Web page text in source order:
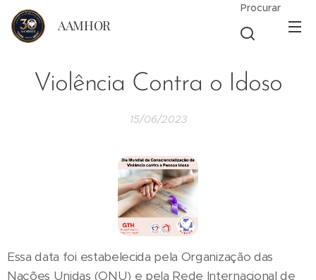
AAMHOR
Procurar
Violência Contra o Idoso
15/06/2023
Essa data foi estabelecida pela Organização das
Nações Unidas (ONU) e pela Rede Internacional de